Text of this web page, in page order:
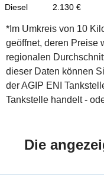
Diesel
2.130 €
*Im Umkreis von 10
geöffnet, deren Preise
regionalen
dieser Daten können
der AGIP ENI
Tankstelle handelt -
Die